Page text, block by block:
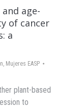
age-
of cancer
a
, Mujeres EASP
plant-based
to